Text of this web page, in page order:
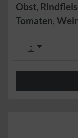
Obst,
Tomaten,
: